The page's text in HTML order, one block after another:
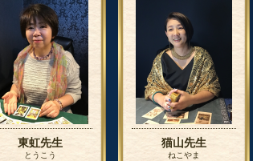
東虹先生
とうこう
猫山先生
ねこやま